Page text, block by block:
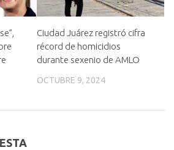
Ciudad Juárez registró cifra
récord de homicidios
durante sexenio de AMLO
OCTUBRE 9, 2024